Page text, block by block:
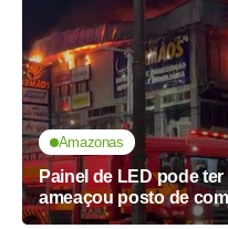
Amazonas
Painel de LED pode
ameaçou posto de